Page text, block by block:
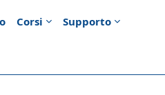
Corsi Supporto